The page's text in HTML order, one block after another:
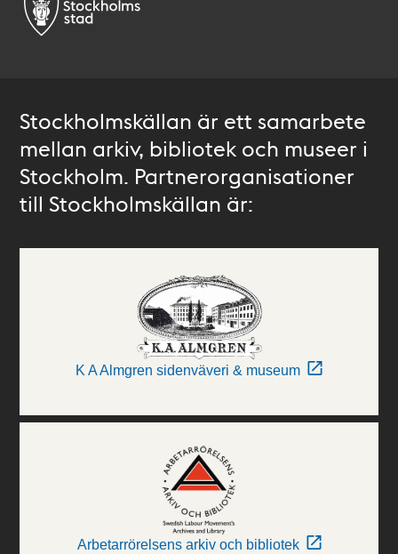
Stockholmskällan är ett samarbete
mellan arkiv, bibliotek och museer i
Stockholm. Partnerorganisationer
till Stockholmskällan är:
K A Almgren sidenväveri & museum
Arbetarrörelsens arkiv och bibliotek